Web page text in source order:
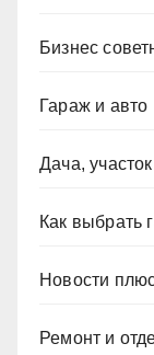
Бизнес
Гараж и авто
Дача, участок
Как выбрать
Новости
Ремонт и